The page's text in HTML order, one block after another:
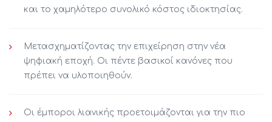
και το χαμηλότερο συνολικό κόστος ιδιοκτησίας.
Μετασχηματίζοντας την επιχείρηση στην νέα
ψηφιακή εποχή. Οι πέντε βασικοί κανόνες που
πρέπει να υλοποιηθούν.
Οι έμποροι λιανικής προετοιμάζονται για την πιο